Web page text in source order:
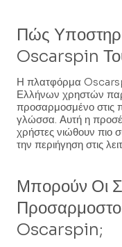
Πώς
Oscarspin
Η πλατφόρμα
Ελλήνων χρηστών
προσαρμοσμένο στις
γλώσσα. Αυτή η
χρήστες νιώθουν πιο
την περιήγηση στις
Μπορούν Οι
Oscarspin;